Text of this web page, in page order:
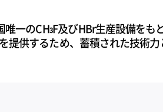
唯一のCH3F及びHBr生産設備をも
提供するため、蓄積された技術